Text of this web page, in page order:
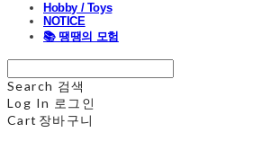
Hobby / Toys
NOTICE
📚 땡땡의 모험
Search 검색
Log In 로그인
Cart 장바구니